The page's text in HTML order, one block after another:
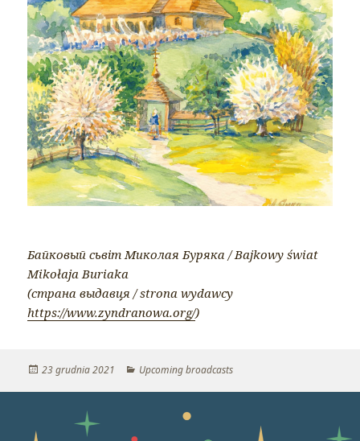
Байковый сьвіт Миколая Буряка / Bajkowy świat
Mikołaja Buriaka
(страна выдавця / strona wydawcy
https://www.zyndranowa.org/)
Opublikowano
23 grudnia 2021 Kategorie
Upcoming broadcasts